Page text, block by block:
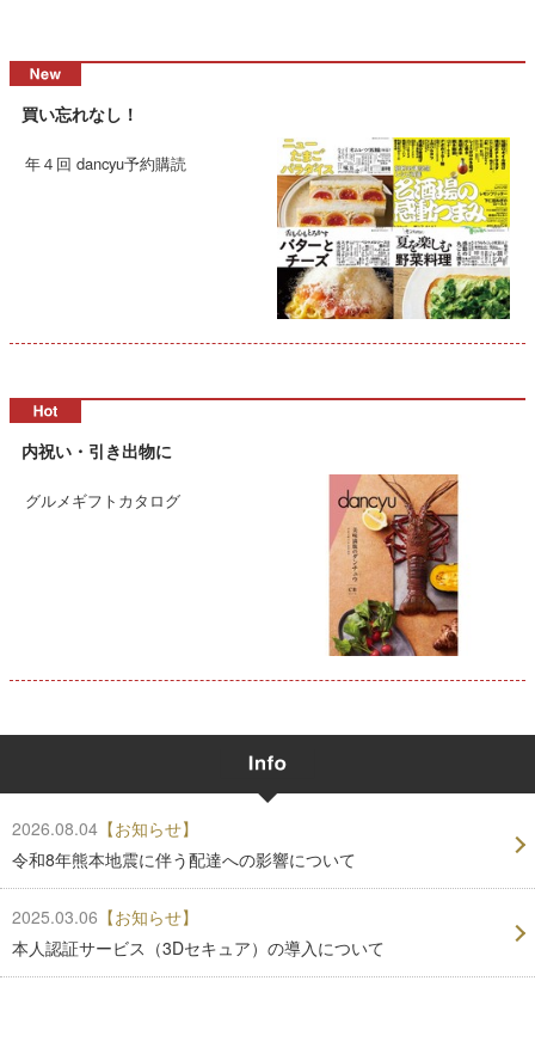
買い忘れなし！
年４回 dancyu予約購読
内祝い・引き出物に
グルメギフトカタログ
2026.08.04 【お知らせ】
令和8年熊本地震に伴う配達への影響について
2025.03.06 【お知らせ】
本人認証サービス（3Dセキュア）の導入について